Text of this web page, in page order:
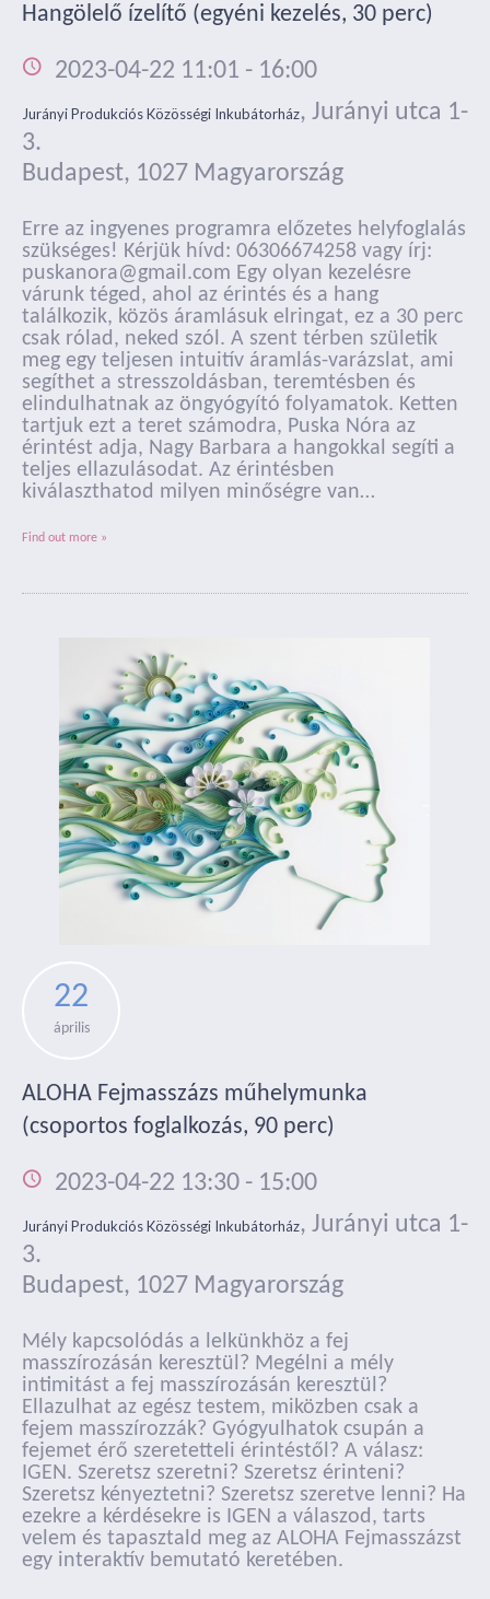
Hangölelő ízelítő (egyéni kezelés, 30 perc)
2023-04-22 11:01 - 16:00
Jurányi Produkciós Közösségi Inkubátorház, Jurányi utca 1-
3.
Budapest, 1027 Magyarország
Erre az ingyenes programra előzetes helyfoglalás
szükséges! Kérjük hívd: 06306674258 vagy írj:
puskanora@gmail.com Egy olyan kezelésre
várunk téged, ahol az érintés és a hang
találkozik, közös áramlásuk elringat, ez a 30 perc
csak rólad, neked szól. A szent térben születik
meg egy teljesen intuitív áramlás-varázslat, ami
segíthet a stresszoldásban, teremtésben és
elindulhatnak az öngyógyító folyamatok. Ketten
tartjuk ezt a teret számodra, Puska Nóra az
érintést adja, Nagy Barbara a hangokkal segíti a
teljes ellazulásodat. Az érintésben
kiválaszthatod milyen minőségre van…
Find out more »
22
április
ALOHA Fejmasszázs műhelymunka
(csoportos foglalkozás, 90 perc)
2023-04-22 13:30 - 15:00
Jurányi Produkciós Közösségi Inkubátorház, Jurányi utca 1-
3.
Budapest, 1027 Magyarország
Mély kapcsolódás a lelkünkhöz a fej
masszírozásán keresztül? Megélni a mély
intimitást a fej masszírozásán keresztül?
Ellazulhat az egész testem, miközben csak a
fejem masszírozzák? Gyógyulhatok csupán a
fejemet érő szeretetteli érintéstől? A válasz:
IGEN. Szeretsz szeretni? Szeretsz érinteni?
Szeretsz kényeztetni? Szeretsz szeretve lenni? Ha
ezekre a kérdésekre is IGEN a válaszod, tarts
velem és tapasztald meg az ALOHA Fejmasszázst
egy interaktív bemutató keretében.